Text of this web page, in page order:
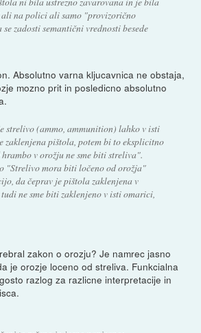
na polici ali samo "provizorično
zadosti semantični vrednosti besede
Absolutno varna kljucavnica ne obstaja,
mozno prit in posledicno absolutno
strelivo (ammo, ammunition) lahko v isti
zaklenjena pištola, potem bi to eksplicitno
v orožju ne sme biti streliva".
"Strelivo mora biti ločeno od orožja"
da čeprav je pištola zaklenjena v
ne sme biti zaklenjeno v isti omarici,
zakon o orozju? Je namrec jasno
je orozje loceno od streliva. Funkcialna
razlog za razlicne interpretacije in